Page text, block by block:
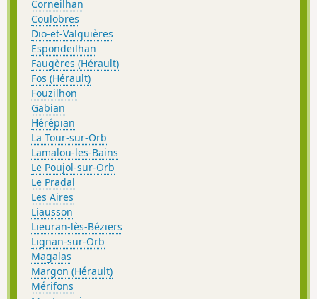
Corneilhan
Coulobres
Dio-et-Valquières
Espondeilhan
Faugères (Hérault)
Fos (Hérault)
Fouzilhon
Gabian
Hérépian
La Tour-sur-Orb
Lamalou-les-Bains
Le Poujol-sur-Orb
Le Pradal
Les Aires
Liausson
Lieuran-lès-Béziers
Lignan-sur-Orb
Magalas
Margon (Hérault)
Mérifons